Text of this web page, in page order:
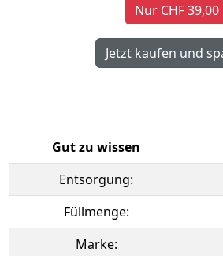
Nur CHF 39,00
Gut zu wissen
Entsorgung:
Füllmenge:
Marke: